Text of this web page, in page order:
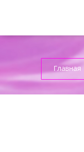
Главная